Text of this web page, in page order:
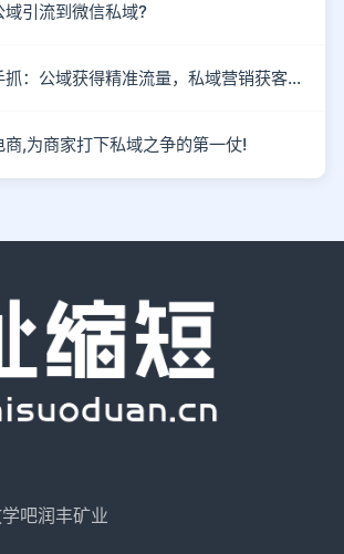
引流到微信私域?
公域和私域两手抓：公域获得精准流量，私域营销获客成单
,为商家打下私域之争的第一仗!
吧润丰矿业